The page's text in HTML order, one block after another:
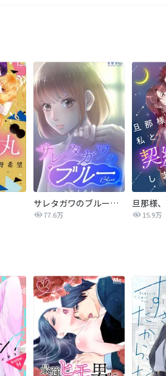
サレタガワのブルー【タテヨミ】
77.6万 15.9万